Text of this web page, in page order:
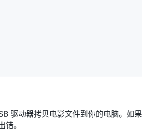
驱动器拷贝电影文件到你的电脑。如果
。